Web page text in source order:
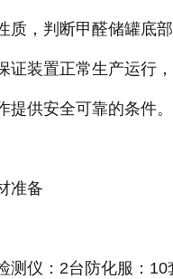
质，判断甲醛储罐底
证装置正常生产运行
提供安全可靠的条件。
准备
测仪：2台防化服：10